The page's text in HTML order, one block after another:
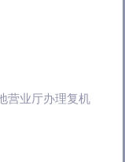
营业厅办理复机